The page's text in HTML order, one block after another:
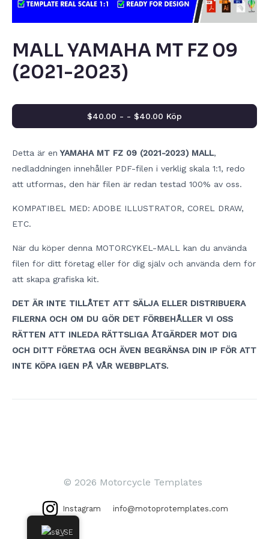
MALL YAMAHA MT FZ 09
(2021-2023)
Detta är en YAMAHA MT FZ 09 (2021-2023) MALL,
nedladdningen innehåller PDF-filen i verklig skala 1:1, redo
att utformas, den här filen är redan testad 100% av oss.
KOMPATIBEL MED: ADOBE ILLUSTRATOR, COREL DRAW,
ETC.
När du köper denna MOTORCYKEL-MALL kan du använda
filen för ditt företag eller för dig själv och använda dem för
att skapa grafiska kit.
DET ÄR INTE TILLÅTET ATT SÄLJA ELLER DISTRIBUERA
FILERNA OCH OM DU GÖR DET FÖRBEHÅLLER VI OSS
RÄTTEN ATT INLEDA RÄTTSLIGA ÅTGÄRDER MOT DIG
OCH DITT FÖRETAG OCH ÄVEN BEGRÄNSA DIN IP FÖR ATT
INTE KÖPA IGEN PÅ VÅR WEBBPLATS.
$40.00 - - $40.00 Köp
© 2026 Motorcycle Templates
Instagram info@motoprotemplates.com
SV